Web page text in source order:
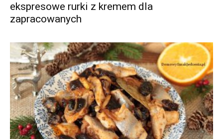
ekspresowe rurki z kremem dla
zapracowanych